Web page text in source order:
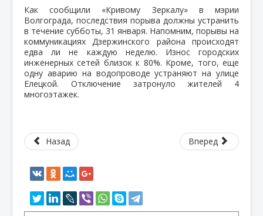
Как сообщили «Кривому Зеркалу» в мэрии
Волгограда, последствия порыва должны устранить
в течение субботы, 31 января. Напомним, порывы на
коммуникациях Дзержинского района происходят
едва ли не каждую неделю. Износ городских
инженерных сетей близок к 80%. Кроме, того, еще
одну аварию на водопроводе устраняют на улице
Елецкой. Отключение затронуло жителей 4
многоэтажек.
Назад Вперед